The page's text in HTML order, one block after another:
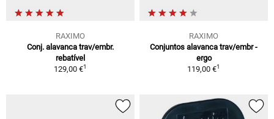
RAXIMO
Conj. alavanca trav/embr.
rebatível
129,00 €1
RAXIMO
Conjuntos alavanca trav/embr -
ergo
119,00 €1